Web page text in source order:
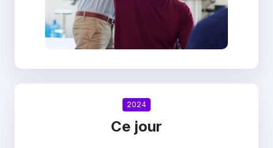
2024
Ce jour